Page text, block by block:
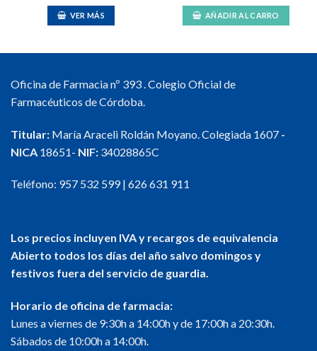
VER MÁS AÑADIR AL CARRO
Oficina de Farmacia nº 393 . Colegio Oficial de
Farmacéuticos de Córdoba.
Titular: María Araceli Roldán Moyano. Colegiada 1607 -
NICA 18651- NIF: 34028865C
Teléfono: 957 532 599| 626 631 911
Los precios incluyen IVA y recargos de equivalencia
Abierto todos los días del año salvo domingos y
festivos fuera del servicio de guardia.
Horario de oficina de farmacia:
Lunes a viernes de 9:30h a 14:00h y de 17:00h a 20:30h.
Sábados de 10:00h a 14:00h.